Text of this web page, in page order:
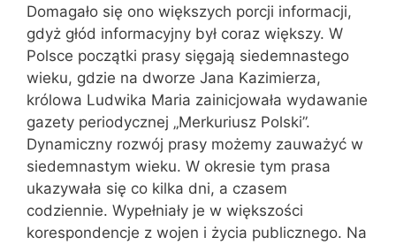
Domagało się ono większych porcji informacji,
gdyż głód informacyjny był coraz większy. W
Polsce początki prasy sięgają siedemnastego
wieku, gdzie na dworze Jana Kazimierza,
królowa Ludwika Maria zainicjowała wydawanie
gazety periodycznej „Merkuriusz Polski”.
Dynamiczny rozwój prasy możemy zauważyć w
siedemnastym wieku. W okresie tym prasa
ukazywała się co kilka dni, a czasem
codziennie. Wypełniały je w większości
korespondencje z wojen i życia publicznego. Na